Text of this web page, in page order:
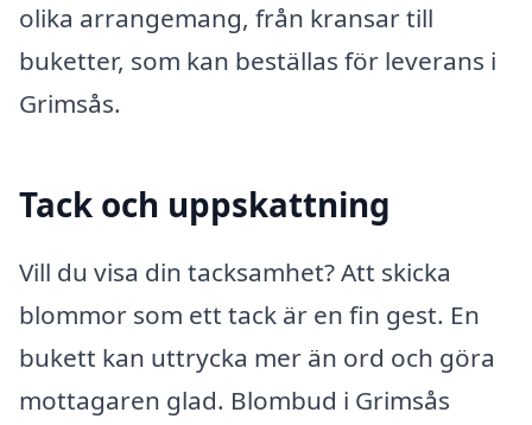
olika arrangemang, från kransar till
buketter, som kan beställas för leverans i
Grimsås.
Tack och uppskattning
Vill du visa din tacksamhet? Att skicka
blommor som ett tack är en fin gest. En
bukett kan uttrycka mer än ord och göra
mottagaren glad. Blombud i Grimsås